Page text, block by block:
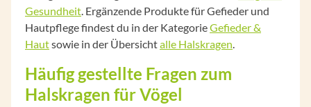
Gesundheit . Ergänzende Produkte für Gefieder und
Hautpflege findest du in der KategorieGefieder &
Hautsowie in der Übersichtalle Halskragen
Häufig gestellte Fragen zum
Halskragen für Vögel